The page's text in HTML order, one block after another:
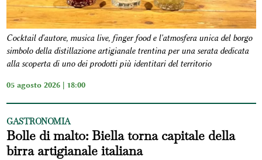
Cocktail d'autore, musica live, finger food e l'atmosfera unica del borgo
simbolo della distillazione artigianale trentina per una serata dedicata
alla scoperta di uno dei prodotti più identitari del territorio
05 agosto 2026 | 18:00
GASTRONOMIA
Bolle di malto: Biella torna capitale della
birra artigianale italiana